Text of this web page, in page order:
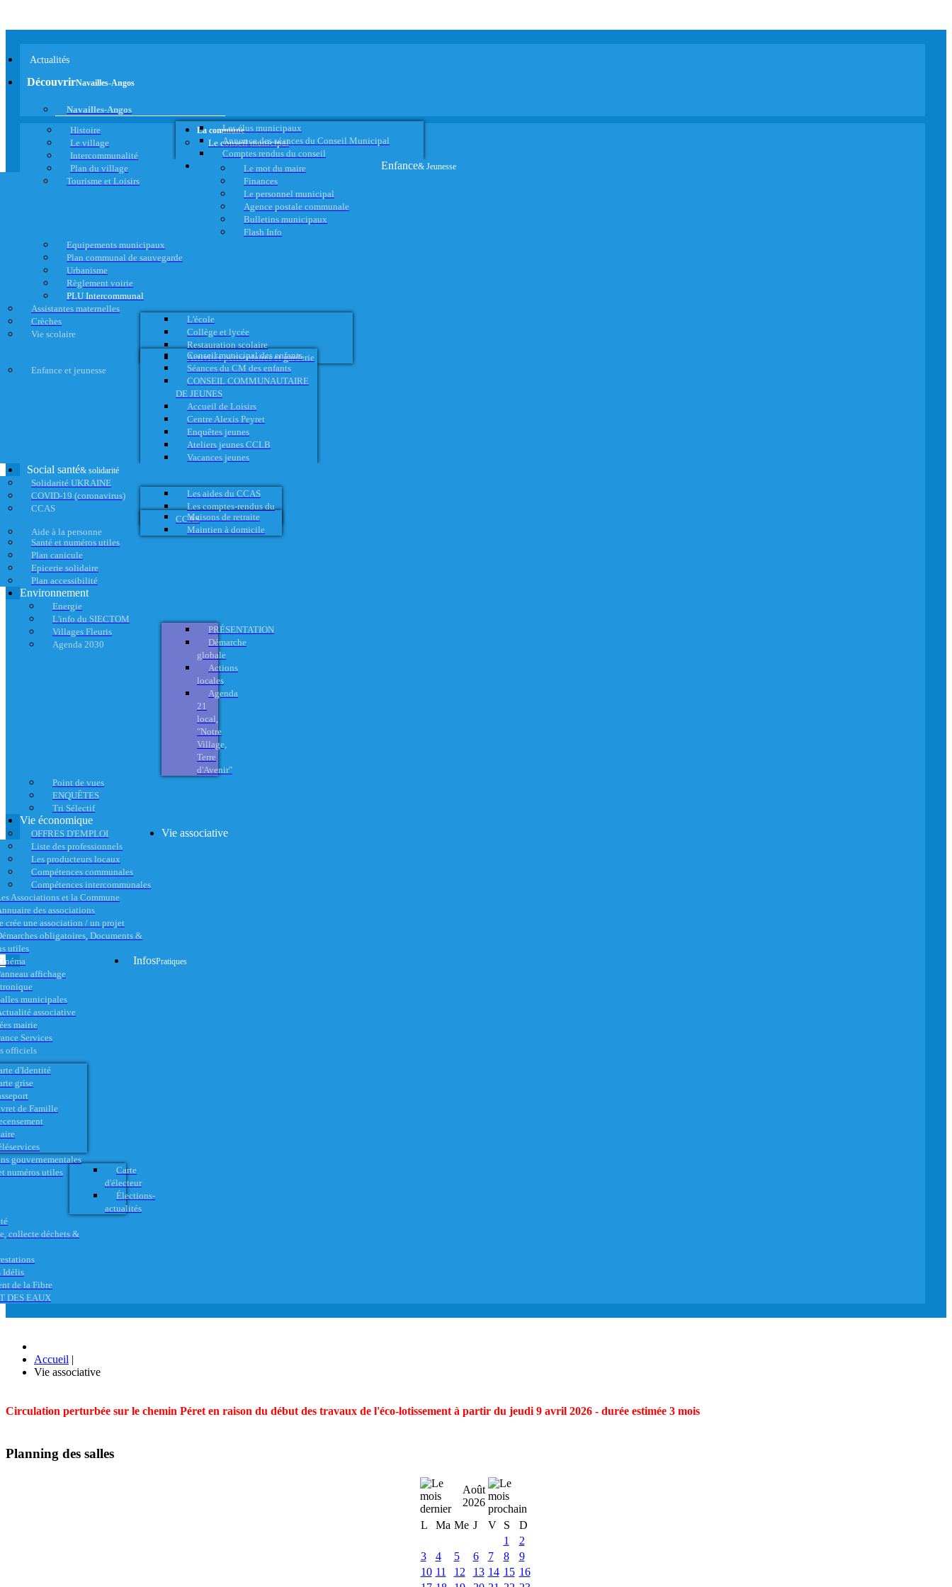
Actualités
DécouvrirNavailles-Angos
Navailles-Angos
Histoire
Le village
Intercommunalité
Plan du village
Tourisme et Loisirs
La commune
Le conseil municipal
Les élus municipaux
Annonce des séances du Conseil Municipal
Comptes rendus du conseil
Le mot du maire
Finances
Le personnel municipal
Agence postale communale
Bulletins municipaux
Flash Info
Equipements municipaux
Plan communal de sauvegarde
Urbanisme
Règlement voirie
PLU Intercommunal
Enfance& Jeunesse
Assistantes maternelles
Crèches
Vie scolaire
L'école
Collège et lycée
Restauration scolaire
Activités périscolaires et garderie
Enfance et jeunesse
Conseil municipal des enfants
Séances du CM des enfants
CONSEIL COMMUNAUTAIRE
DE JEUNES
Accueil de Loisirs
Centre Alexis Peyret
Enquêtes jeunes
Ateliers jeunes CCLB
Vacances jeunes
Social santé& solidarité
Solidarité UKRAINE
COVID-19 (coronavirus)
CCAS
Les aides du CCAS
Les comptes-rendus du
CCAS
Aide à la personne
Maisons de retraite
Maintien à domicile
Santé et numéros utiles
Plan canicule
Epicerie solidaire
Plan accessibilité
Environnement
Energie
L'info du SIECTOM
Villages Fleuris
Agenda 2030
PRÉSENTATION
Démarche
globale
Actions
locales
Agenda
21
local,
"Notre
Village,
Terre
d'Avenir"
Point de vues
ENQUÊTES
Tri Sélectif
Vie économique
OFFRES D'EMPLOI
Liste des professionnels
Les producteurs locaux
Compétences communales
Compétences intercommunales
Vie associative
Associations et la Commune
des associations
crée une association / un projet
obligatoires, Documents &
utiles
affichage
municipales
associative
InfosPratiques
mairie
Services
officiels
d'Identité
grise
de Famille
gouvernementales
numéros utiles
Carte
d'électeur
Élections-
actualités
collecte déchets &
Idélis
de la Fibre
DES EAUX
Accueil |
Vie associative
Circulation perturbée sur le chemin Péret en raison du début des travaux de l'éco-lotissement à partir du jeudi 9 avril 2026 - durée estimée 3 mois
Planning des salles
Août
2026
L
Ma Me J V S
D
1
2
3
4 5 6 7 8
9
10 11 12 13 14 15 16